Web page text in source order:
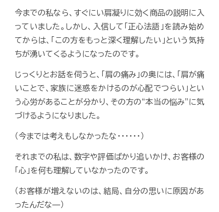
今までの私なら、すぐにい肩凝りに効く商品の説明に入
っていました。しかし、入信して「正心法語」を読み始め
てからは、「この方をもっと深く理解したい」という気持
ちが湧いてくるようになったのです。
じっくりとお話を伺うと、「肩の痛み」の奥には、「肩が痛
いことで、家族に迷惑をかけるのが心配でつらい」とい
う心労があることが分かり、その方の“本当の悩み”に気
づけるようになりました。
（今までは考えもしなかったな･･････）
それまでの私は、数字や評価ばかり追いかけ、お客様の
「心」を何も理解していなかったのです。
（お客様が増えないのは、結局、自分の思いに原因があ
ったんだな—）